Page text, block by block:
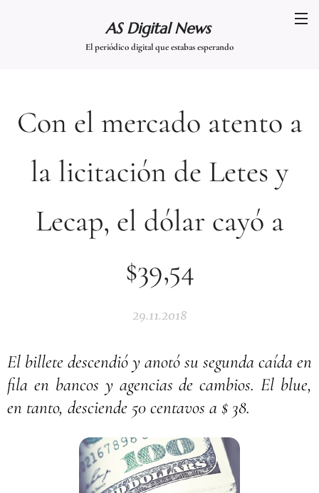
AS Digital News
El periódico digital que estabas esperando
Con el mercado atento a
la licitación de Letes y
Lecap, el dólar cayó a
$39,54
29.11.2018
El billete descendió y anotó su segunda caída en
fila en bancos y agencias de cambios. El blue,
en tanto, desciende 50 centavos a $ 38.